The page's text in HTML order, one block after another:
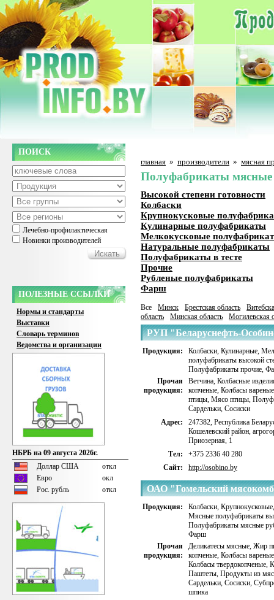
ПОИСК
Лечебно-профилактическая
Новинки производителей
ПОЛЕЗНЫЕ ССЫЛКИ
Нормы и стандарты
Выставки
Словарь терминов
Ведомства и организации
НБРБ на 09 августа 2026г.
Доллар США
откл
Евро
окл
Рос. рубль
откл
главная » производители » мясная
Полуфабрикаты мясные
Высокой степени готовности
Колбаски
Крупнокусковые
Кулинарные полуфабрикаты
Мелкокусковые
Натуральные полуфабрикаты
Полуфабрикаты в тесте
Прочие
Рубленые полуфабрикаты
Фарш
Все Минск Брестская область
область
Минская область Могилевская
РУП "Беларуснефть-
Продукция: Колбаски, Кулинарные,
полуфабрикаты высокой
Полуфабрикаты прочие,
Прочая
продукция:
Ветчина, Колбасные
копченые, Колбасы вареные
птицы, Мясо птицы,
Сардельки, Сосиски
Адрес:
247382, Республика
Кошелевский район,
Приозерная, 1
Тел:
+375 2336 40 280
Сайт:
http://osobino.by
ОАО "Гомельский
Продукция: Колбаски, Крупнокусковые
Мясные полуфабрикаты
Полуфабрикаты мясные
Фарш
Прочая
продукция:
Деликатесы мясные, Жир
копченые, Колбасы вареные
Колбасы твердокопченые,
Паштеты, Продукты из
Сардельки, Сосиски,
шпика